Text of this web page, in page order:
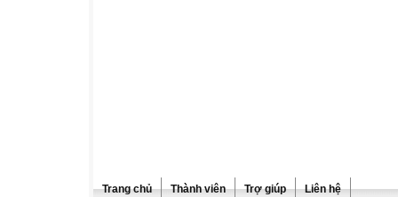
Trang chủ Thành viên Trợ giúp Liên hệ